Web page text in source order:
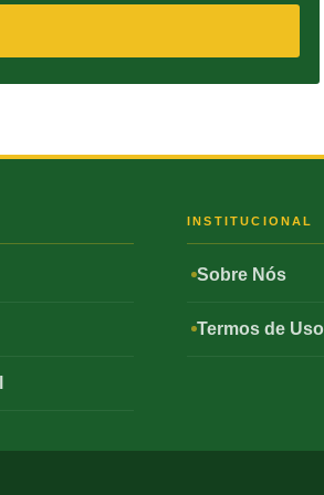
INSTITUCIONAL
Sobre Nós
Termos de Uso